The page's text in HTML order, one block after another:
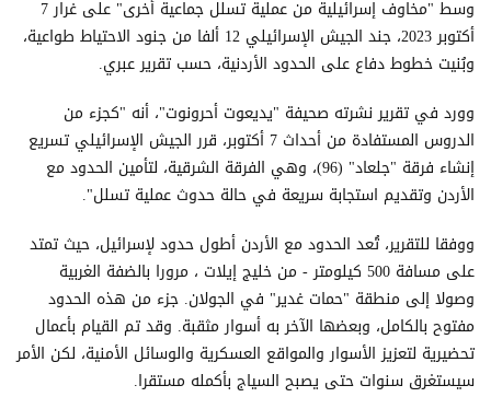
وسط "مخاوف إسرائيلية من عملية تسلل جماعية أخرى" على غرار 7
أكتوبر 2023، جند الجيش الإسرائيلي 12 ألفا من جنود الاحتياط طواعية،
وبُنيت خطوط دفاع على الحدود الأردنية، حسب تقرير عبري.
وورد في تقرير نشرته صحيفة "يديعوت أحرونوت"، أنه "كجزء من
الدروس المستفادة من أحداث 7 أكتوبر، قرر الجيش الإسرائيلي تسريع
إنشاء فرقة "جلعاد" (96)، وهي الفرقة الشرقية، لتأمين الحدود مع
الأردن وتقديم استجابة سريعة في حالة حدوث عملية تسلل".
ووفقا للتقرير، تُعد الحدود مع الأردن أطول حدود لإسرائيل، حيث تمتد
على مسافة 500 كيلومتر - من خليج إيلات ، مرورا بالضفة الغربية
وصولا إلى منطقة "حمات غدير" في الجولان. جزء من هذه الحدود
مفتوح بالكامل، وبعضها الآخر به أسوار مثقبة. وقد تم القيام بأعمال
تحضيرية لتعزيز الأسوار والمواقع العسكرية والوسائل الأمنية، لكن الأمر
سيستغرق سنوات حتى يصبح السياج بأكمله مستقرا.